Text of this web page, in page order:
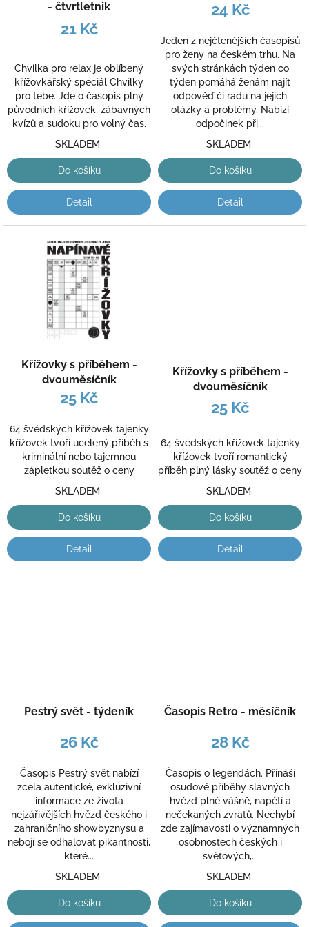
- čtvrtletnik
21 Kč
Chvilka pro relax je oblíbený
křížovkářský speciál Chvilky
pro tebe. Jde o časopis plný
původních křížovek, zábavných
kvízů a sudoku pro volný čas.
SKLADEM
Do košíku
Detail
24 Kč
Jeden z nejčtenějších časopisů
pro ženy na českém trhu. Na
svých stránkách týden co
týden pomáhá ženám najít
odpověď či radu na jejich
otázky a problémy. Nabízí
odpočinek při...
SKLADEM
Do košíku
Detail
Křížovky s příběhem -
dvouměsíčník
25 Kč
64 švédských křížovek tajenky
křížovek tvoří ucelený příběh s
kriminální nebo tajemnou
zápletkou soutěž o ceny
SKLADEM
Do košíku
Detail
Křížovky s příběhem -
dvouměsíčník
25 Kč
64 švédských křížovek tajenky
křížovek tvoří romantický
příběh plný lásky soutěž o ceny
SKLADEM
Do košíku
Detail
Pestrý svět - týdeník
26 Kč
Časopis Pestrý svět nabízí
zcela autentické, exkluzivní
informace ze života
nejzářivějších hvězd českého i
zahraničního showbyznysu a
nebojí se odhalovat pikantnosti,
které...
SKLADEM
Do košíku
Časopis Retro - měsíčník
28 Kč
Časopis o legendách. Přináší
osudové příběhy slavných
hvězd plné vášně, napětí a
nečekaných zvratů. Nechybí
zde zajímavosti o významných
osobnostech českých i
světových,...
SKLADEM
Do košíku